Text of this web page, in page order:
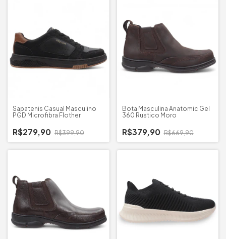
Sapatenis Casual Masculino
PGD Microfibra Flother
R$279,90 R$399,90
Bota Masculina Anatomic Gel
360 Rustico Moro
R$379,90 R$669,90